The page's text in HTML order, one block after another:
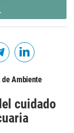
de Ambiente
cuidado